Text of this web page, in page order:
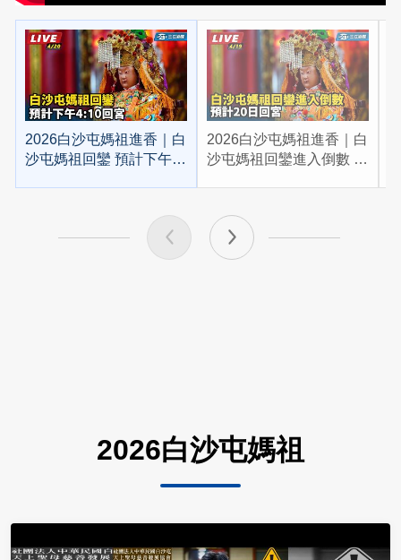
2026白沙屯媽祖進香｜白
沙屯媽祖回鑾 預計下午
2026白沙屯媽祖進香｜白
沙屯媽祖回鑾進入倒數 預
2026白沙屯媽祖